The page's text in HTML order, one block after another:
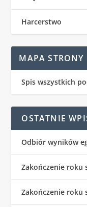
Harcerstwo
MAPA STRONY
Spis wszystkich
OSTATNIE
Odbiór wyników
Zakończenie roku
Zakończenie roku